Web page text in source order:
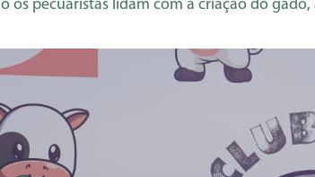
os pecuaristas lidam com a criação do